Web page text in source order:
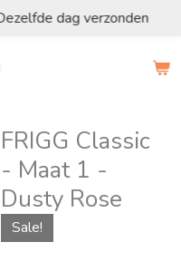
dag verzonden
FRIGG Classic
- Maat 1 -
Dusty Rose
Sale!